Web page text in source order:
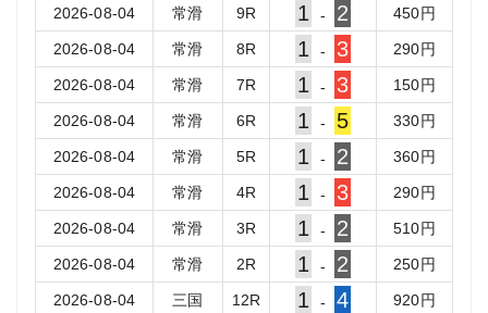
2026-08-04 常滑 9R 1 - 2 450円
2026-08-04 常滑 8R 1 - 3 290円
2026-08-04 常滑 7R 1 - 3 150円
2026-08-04 常滑 6R 1 - 5 330円
2026-08-04 常滑 5R 1 - 2 360円
2026-08-04 常滑 4R 1 - 3 290円
2026-08-04 常滑 3R 1 - 2 510円
2026-08-04 常滑 2R 1 - 2 250円
2026-08-04 三国 12R 1 - 4 920円